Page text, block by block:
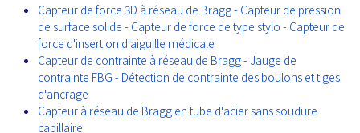
Capteur de force 3D à réseau de Bragg - Capteur de pression
de surface solide - Capteur de force de type stylo - Capteur de
force d'insertion d'aiguille médicale
Capteur de contrainte à réseau de Bragg - Jauge de
contrainte FBG - Détection de contrainte des boulons et tiges
d'ancrage
Capteur à réseau de Bragg en tube d'acier sans soudure
capillaire